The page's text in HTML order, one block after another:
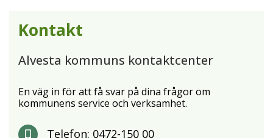
Kontakt
Alvesta kommuns kontaktcenter
En väg in för att få svar på dina frågor om
kommunens service och verksamhet.
Telefon: 0472-150 00